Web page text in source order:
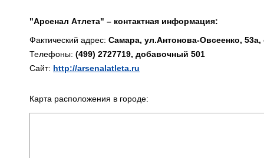
"Арсенал Атлета" – контактная информация:
Фактический адрес: Самара, ул.Антонова-Овсеенко,
Телефоны: (499) 2727719, добавочный 501
Сайт: http://arsenalatleta.ru
Карта расположения в городе: